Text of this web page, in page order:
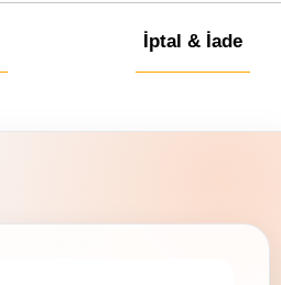
İptal & İade